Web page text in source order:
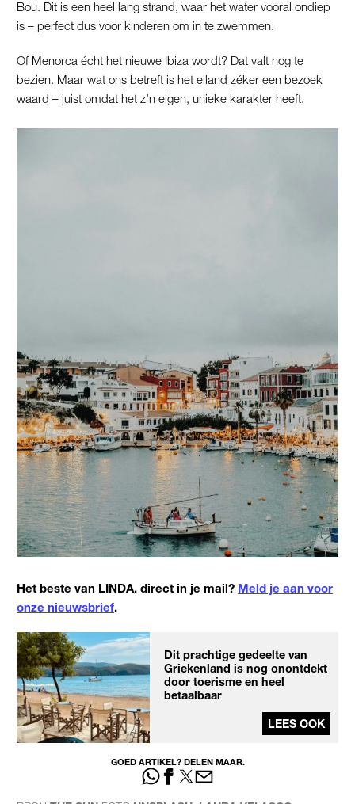
Bou. Dit is een heel lang strand, waar het water vooral ondiep
is – perfect dus voor kinderen om in te zwemmen.
Of Menorca écht het nieuwe Ibiza wordt? Dat valt nog te
bezien. Maar wat ons betreft is het eiland zéker een bezoek
waard – juist omdat het z’n eigen, unieke karakter heeft.
Het beste van LINDA. direct in je mail? Meld je aan voor
onze nieuwsbrief.
Dit prachtige gedeelte van
Griekenland is nog onontdekt
door toerisme en heel
betaalbaar
LEES OOK
GOED ARTIKEL? DELEN MAAR.